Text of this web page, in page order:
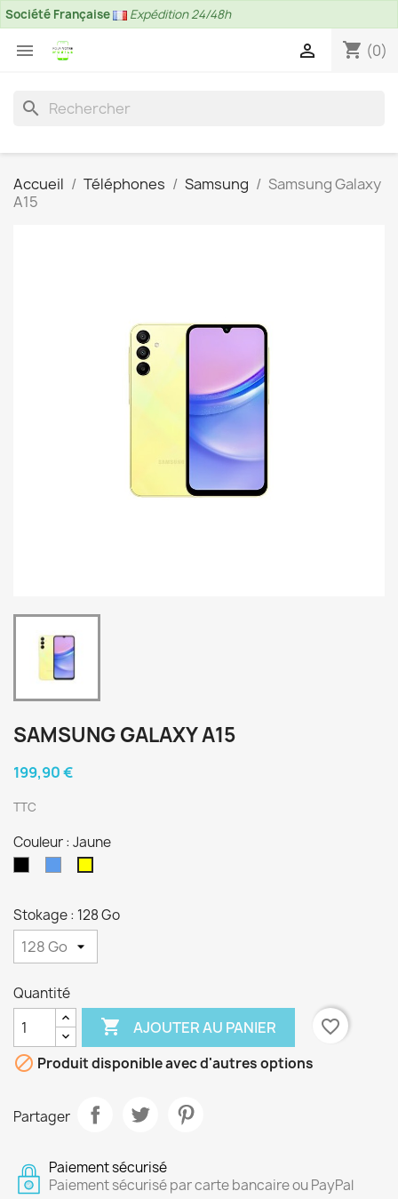
Société Française Expédition 24/48h
 shopping_cart (0)

search
Accueil Téléphones Samsung
Samsung Galaxy
A15
SAMSUNG GALAXY A15
199,90 €
TTC
Couleur : Jaune
Stokage : 128 Go
Quantité
 AJOUTER AU PANIER
favorite_border
 Produit disponible avec d'autres options
Partager
Paiement sécurisé
Paiement sécurisé par carte bancaire ou PayPal